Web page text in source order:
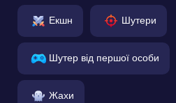
Екшн Шутери
Шутер від першої особи
Жахи